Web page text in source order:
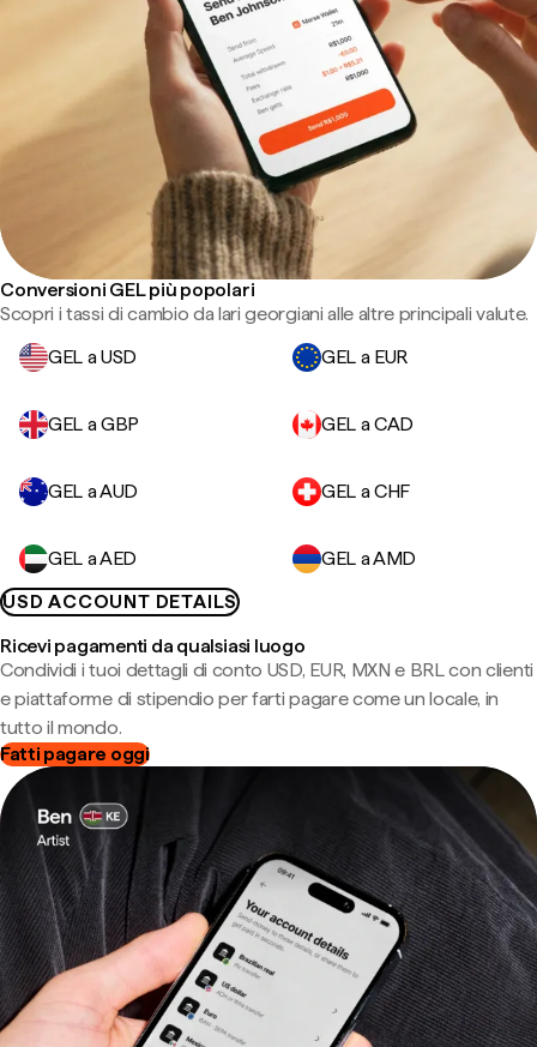
Conversioni GEL più popolari
Scopri i tassi di cambio da lari georgiani alle altre principali valute.
GEL a USD
GEL a EUR
GEL a GBP GEL a CAD
GEL a AUD GEL a CHF
GEL a AED
GEL a AMD
USD ACCOUNT DETAILS
Ricevi pagamenti da qualsiasi luogo
Condividi i tuoi dettagli di conto USD, EUR, MXN e BRL con clienti
e piattaforme di stipendio per farti pagare come un locale, in
tutto il mondo.
Fatti pagare oggi